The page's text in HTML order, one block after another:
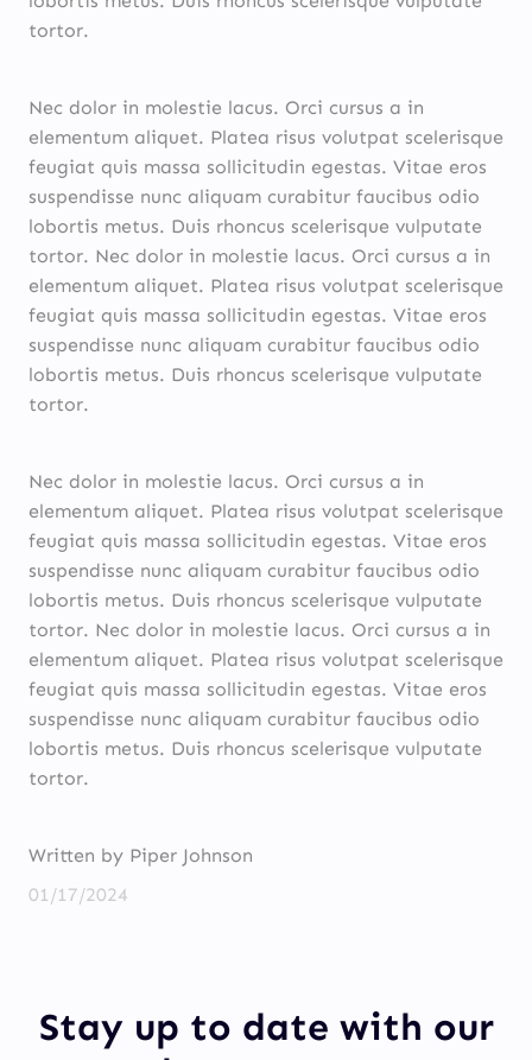
tortor.
Nec dolor in molestie lacus. Orci cursus a in
elementum aliquet. Platea risus volutpat scelerisque
feugiat quis massa sollicitudin egestas. Vitae eros
suspendisse nunc aliquam curabitur faucibus odio
lobortis metus. Duis rhoncus scelerisque vulputate
tortor. Nec dolor in molestie lacus. Orci cursus a in
elementum aliquet. Platea risus volutpat scelerisque
feugiat quis massa sollicitudin egestas. Vitae eros
suspendisse nunc aliquam curabitur faucibus odio
lobortis metus. Duis rhoncus scelerisque vulputate
tortor.
Nec dolor in molestie lacus. Orci cursus a in
elementum aliquet. Platea risus volutpat scelerisque
feugiat quis massa sollicitudin egestas. Vitae eros
suspendisse nunc aliquam curabitur faucibus odio
lobortis metus. Duis rhoncus scelerisque vulputate
tortor. Nec dolor in molestie lacus. Orci cursus a in
elementum aliquet. Platea risus volutpat scelerisque
feugiat quis massa sollicitudin egestas. Vitae eros
suspendisse nunc aliquam curabitur faucibus odio
lobortis metus. Duis rhoncus scelerisque vulputate
tortor.
Written by Piper Johnson
01/17/2024
Stay up to date with our